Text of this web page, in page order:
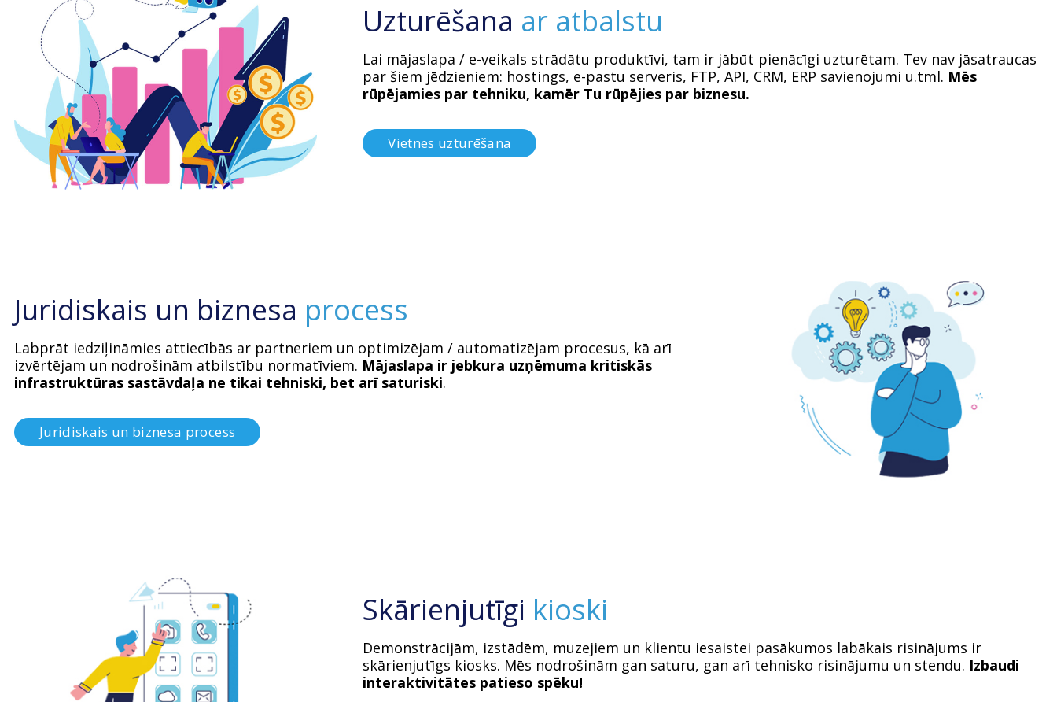
Uzturēšana ar atbalstu
Lai mājaslapa / e-veikals strādātu produktīvi, tam ir jābūt pienācīgi uzturētam. Tev nav jāsatraucas
par šiem jēdzieniem: hostings, e-pastu serveris, FTP, API, CRM, ERP savienojumi u.tml. Mēs
rūpējamies par tehniku, kamēr Tu rūpējies par biznesu.
Vietnes uzturēšana
Juridiskais un biznesa process
Labprāt iedziļināmies attiecībās ar partneriem un optimizējam / automatizējam procesus, kā arī
izvērtējam un nodrošinām atbilstību normatīviem. Mājaslapa ir jebkura uzņēmuma kritiskās
infrastruktūras sastāvdaļa ne tikai tehniski, bet arī saturiski.
Juridiskais un biznesa process
Skārienjutīgi kioski
Demonstrācijām, izstādēm, muzejiem un klientu iesaistei pasākumos labākais risinājums ir
skārienjutīgs kiosks. Mēs nodrošinām gan saturu, gan arī tehnisko risinājumu un stendu. Izbaudi
interaktivitātes patieso spēku!